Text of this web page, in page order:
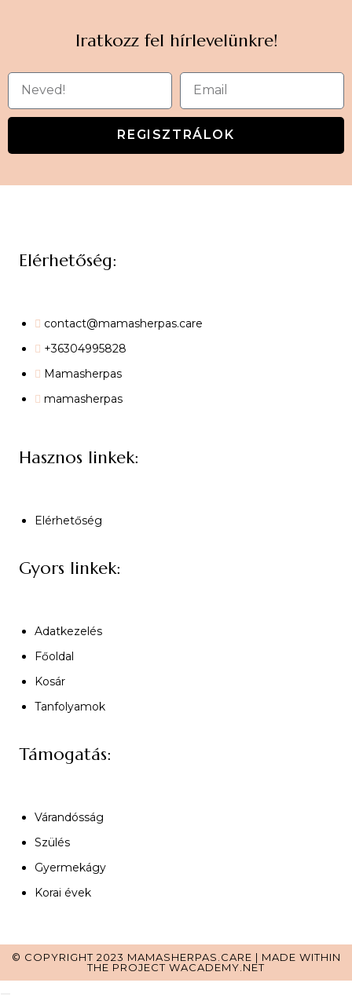
Iratkozz fel hírlevelünkre!
REGISZTRÁLOK
Elérhetőség:
contact@mamasherpas.care
+36304995828
Mamasherpas
mamasherpas
Hasznos linkek:
Elérhetőség
Gyors linkek:
Adatkezelés
Főoldal
Kosár
Tanfolyamok
Támogatás:
Várandósság
Szülés
Gyermekágy
Korai évek
© COPYRIGHT 2023 MAMASHERPAS.CARE | MADE WITHIN
THE PROJECT WACADEMY.NET